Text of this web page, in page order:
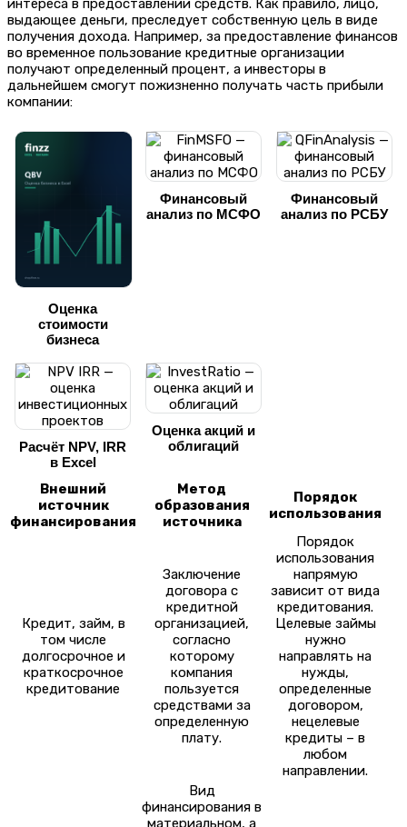
интереса в предоставлении средств. Как правило, лицо,
выдающее деньги, преследует собственную цель в виде
получения дохода. Например, за предоставление финансов
во временное пользование кредитные организации
получают определенный процент, а инвесторы в
дальнейшем смогут пожизненно получать часть прибыли
компании:
Оценка
стоимости
бизнеса
Финансовый
анализ по МСФО
Финансовый
анализ по РСБУ
Расчёт NPV, IRR
в Excel
Оценка акций и
облигаций
Внешний
источник
финансирования
Метод
образования
источника
Порядок
использования
Кредит, займ, в
том числе
долгосрочное и
краткосрочное
кредитование
Заключение
договора с
кредитной
организацией,
согласно
которому
компания
пользуется
средствами за
определенную
плату.
Порядок
использования
напрямую
зависит от вида
кредитования.
Целевые займы
нужно
направлять на
нужды,
определенные
договором,
нецелевые
кредиты – в
любом
направлении.
Вид
финансирования в
материальном, а